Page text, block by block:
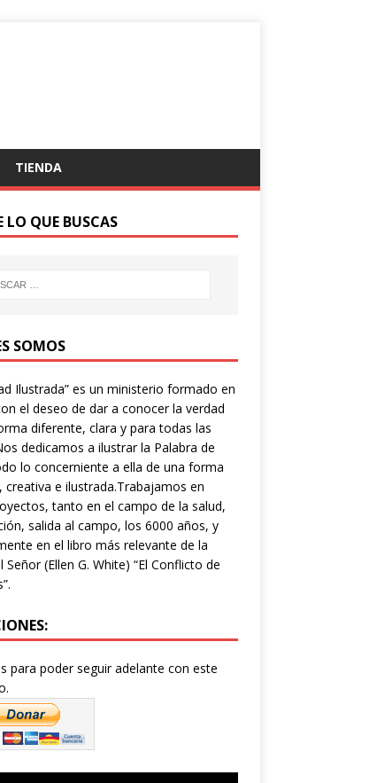
TIENDA
LO QUE BUSCAS
SOMOS
Ilustrada” es un ministerio formado en
el deseo de dar a conocer la verdad
diferente, clara y para todas las
dedicamos a ilustrar la Palabra de
lo concerniente a ella de una forma
creativa e ilustrada.Trabajamos en
tanto en el campo de la salud,
salida al campo, los 6000 años, y
en el libro más relevante de la
Señor (Ellen G. White) “El Conflicto de
para poder seguir adelante con este